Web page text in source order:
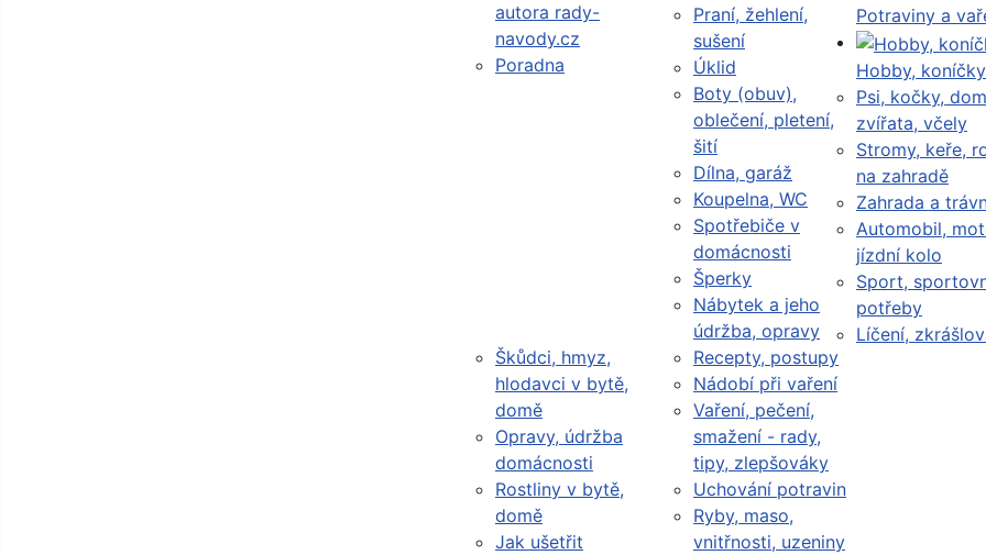
autora rady-
navody.cz
Poradna
Praní, žehlení,
sušení
Úklid
Boty (obuv),
oblečení, pletení,
šití
Dílna, garáž
Koupelna, WC
Spotřebiče v
domácnosti
Šperky
Nábytek a jeho
údržba, opravy
Škůdci, hmyz,
hlodavci v bytě,
domě
Opravy, údržba
domácnosti
Rostliny v bytě,
domě
Jak ušetřit
Potraviny a
Recepty, postupy
Nádobí při vaření
Vaření, pečení,
smažení - rady,
tipy, zlepšováky
Uchování potravin
Ryby, maso,
vnitřnosti, uzeniny
Hobby, koníčky
Psi, kočky,
zvířata, včely
Stromy, keře,
na zahradě
Zahrada a
Automobil,
jízdní kolo
Sport,
potřeby
Líčení,